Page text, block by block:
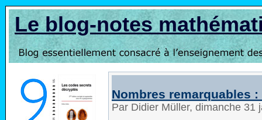
Le blog-notes
Nombres remarquables
Par Didier Müller, dimanche 31